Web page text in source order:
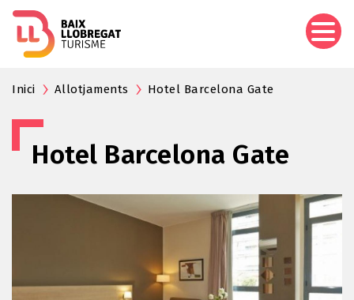
Inici Allotjaments Hotel Barcelona Gate
Hotel Barcelona Gate